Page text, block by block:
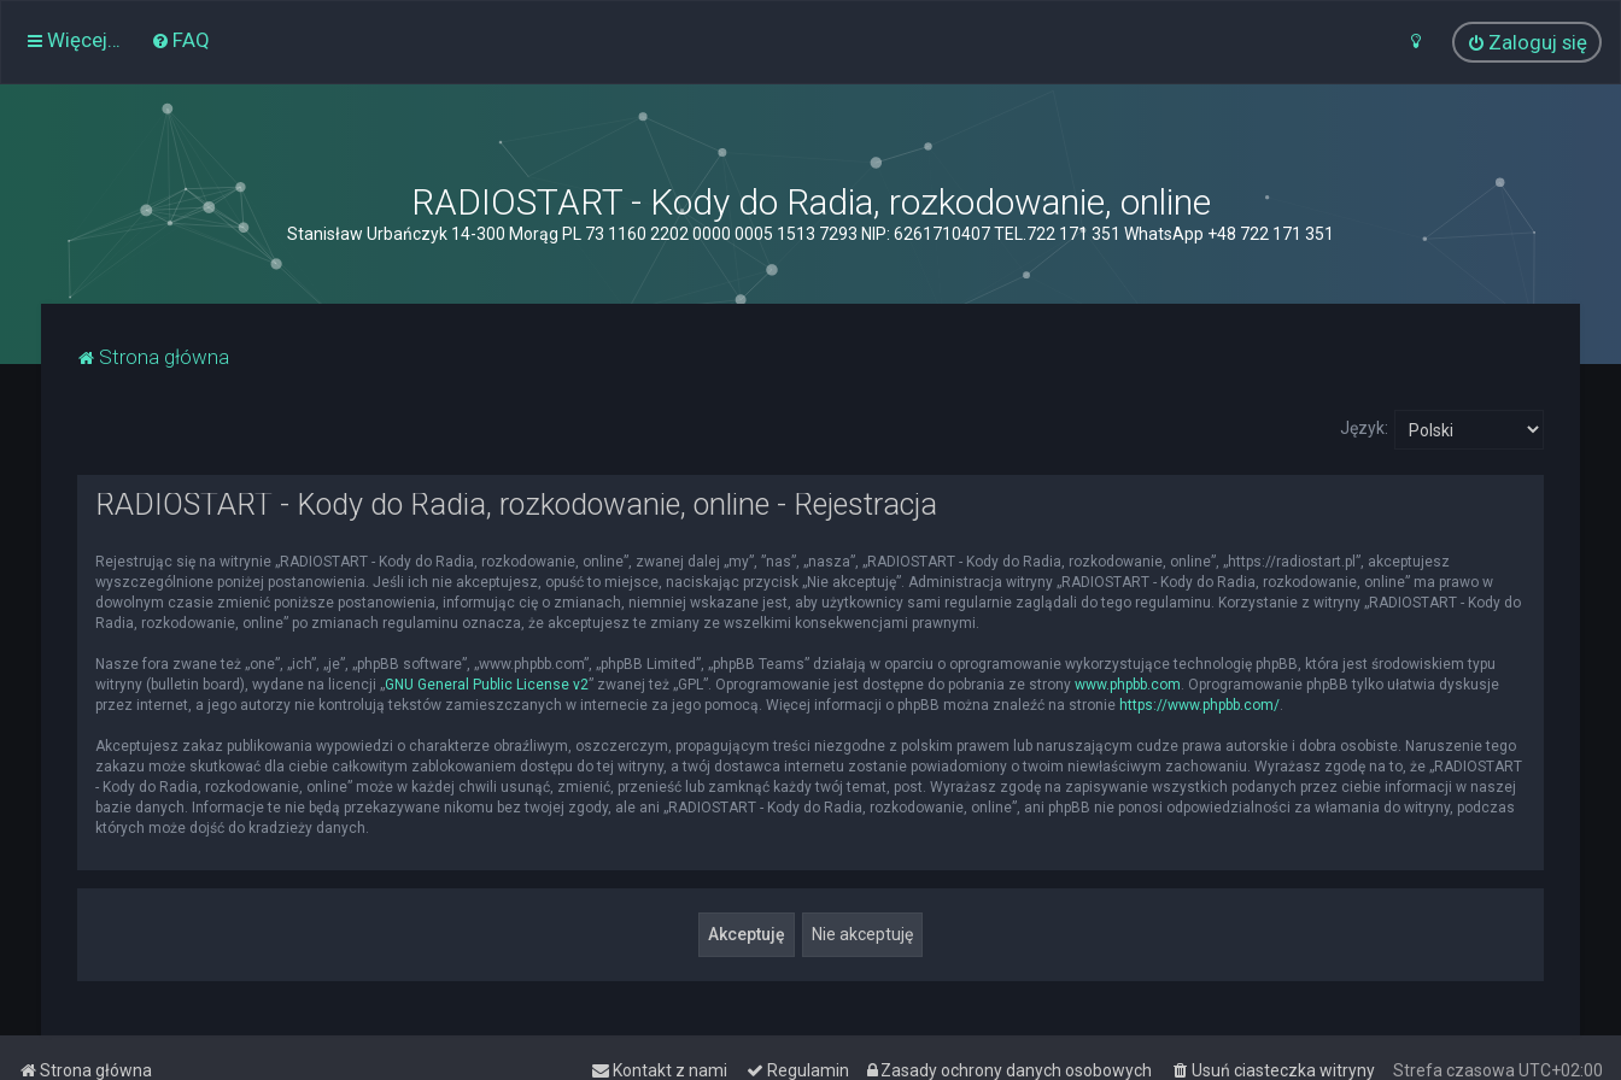
Więcej… FAQ Zaloguj się
RADIOSTART - Kody do Radia, rozkodowanie, online
Stanisław Urbańczyk 14-300 Morąg PL 73 1160 2202 0000 0005 1513 7293 NIP: 6261710407 TEL.722 171 351 WhatsApp +48 722 171 351
Strona główna
Język:
RADIOSTART - Kody do Radia, rozkodowanie, online - Rejestracja
Rejestrując się na witrynie „RADIOSTART - Kody do Radia, rozkodowanie, online”, zwanej dalej „my”, ”nas”, „nasza”, „RADIOSTART - Kody do Radia, rozkodowanie, online”, „https://radiostart.pl”, akceptujesz
wyszczególnione poniżej postanowienia. Jeśli ich nie akceptujesz, opuść to miejsce, naciskając przycisk „Nie akceptuję”. Administracja witryny „RADIOSTART - Kody do Radia, rozkodowanie, online” ma prawo w
dowolnym czasie zmienić poniższe postanowienia, informując cię o zmianach, niemniej wskazane jest, aby użytkownicy sami regularnie zaglądali do tego regulaminu. Korzystanie z witryny „RADIOSTART - Kody do
Radia, rozkodowanie, online” po zmianach regulaminu oznacza, że akceptujesz te zmiany ze wszelkimi konsekwencjami prawnymi.
Nasze fora zwane też „one”, „ich”, „je”, „phpBB software”, „www.phpbb.com”, „phpBB Limited”, „phpBB Teams” działają w oparciu o oprogramowanie wykorzystujące technologię phpBB, która jest środowiskiem typu
witryny (bulletin board), wydane na licencji „GNU General Public License v2” zwanej też „GPL”. Oprogramowanie jest dostępne do pobrania ze strony www.phpbb.com. Oprogramowanie phpBB tylko ułatwia dyskusje
przez internet, a jego autorzy nie kontrolują tekstów zamieszczanych w internecie za jego pomocą. Więcej informacji o phpBB można znaleźć na stronie https://www.phpbb.com/.
Akceptujesz zakaz publikowania wypowiedzi o charakterze obraźliwym, oszczerczym, propagującym treści niezgodne z polskim prawem lub naruszającym cudze prawa autorskie i dobra osobiste. Naruszenie tego
zakazu może skutkować dla ciebie całkowitym zablokowaniem dostępu do tej witryny, a twój dostawca internetu zostanie powiadomiony o twoim niewłaściwym zachowaniu. Wyrażasz zgodę na to, że „RADIOSTART
- Kody do Radia, rozkodowanie, online” może w każdej chwili usunąć, zmienić, przenieść lub zamknąć każdy twój temat, post. Wyrażasz zgodę na zapisywanie wszystkich podanych przez ciebie informacji w naszej
bazie danych. Informacje te nie będą przekazywane nikomu bez twojej zgody, ale ani „RADIOSTART - Kody do Radia, rozkodowanie, online”, ani phpBB nie ponosi odpowiedzialności za włamania do witryny, podczas
których może dojść do kradzieży danych.
Strona główna Strefa czasowa UTC+02:00
Usuń ciasteczka witryny
Zasady ochrony danych osobowych
Regulamin
Kontakt z nami